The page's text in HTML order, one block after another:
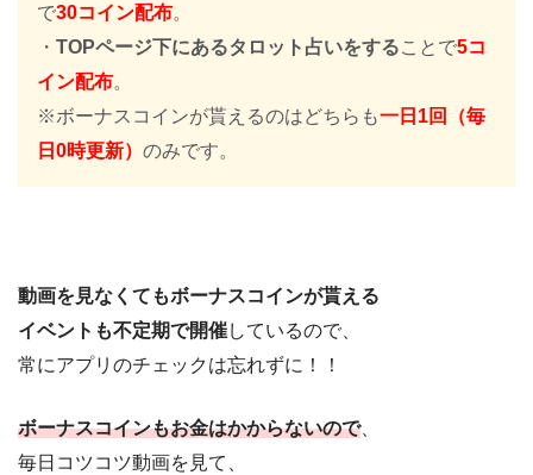
で30コイン配布。
・ TOPページ下にあるタロット占いをすることで5コ
イン配布。
※ボーナスコインが貰えるのはどちらも一日1回（毎
日0時更新） のみです。
動画を見なくてもボーナスコインが貰える
イベントも不定期で開催しているので、
常にアプリのチェックは忘れずに！！
ボーナスコインもお金はかからないので、
毎日コツコツ動画を見て、